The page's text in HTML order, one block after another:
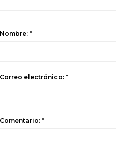
Nombre: *
Correo electrónico: *
Comentario: *